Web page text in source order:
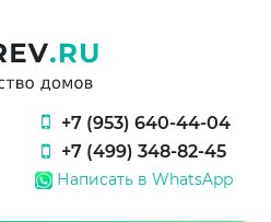
+7 (953) 640-44-04
+7 (499) 348-82-45
Написать в WhatsApp